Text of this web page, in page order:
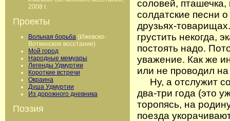
2008 г.
Проекты
Вольная борьба (Ижевско-
Воткинское восстание)
Мой город
Народные мемуары
Легенды Удмуртии
Короткие встречи
Окраина
Душа Удмуртии
Из дорожного дневника
Поэзия
соловей,
солдатские песни
друзьях-
грустить некогда,
постоять надо.
уважение. Как же
или не проводил на
Ну, а отслужит
два-три года (это
торопясь, на
поезда